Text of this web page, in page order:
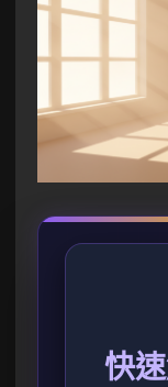
快